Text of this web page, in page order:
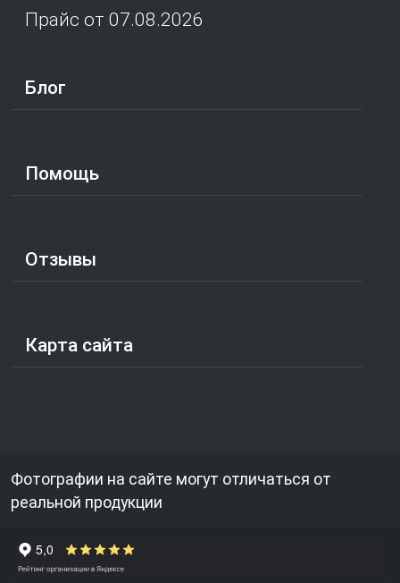
Прайс от 07.08.2026
Блог
Помощь
Отзывы
Карта сайта
Фотографии на сайте могут отличаться от
реальной продукции